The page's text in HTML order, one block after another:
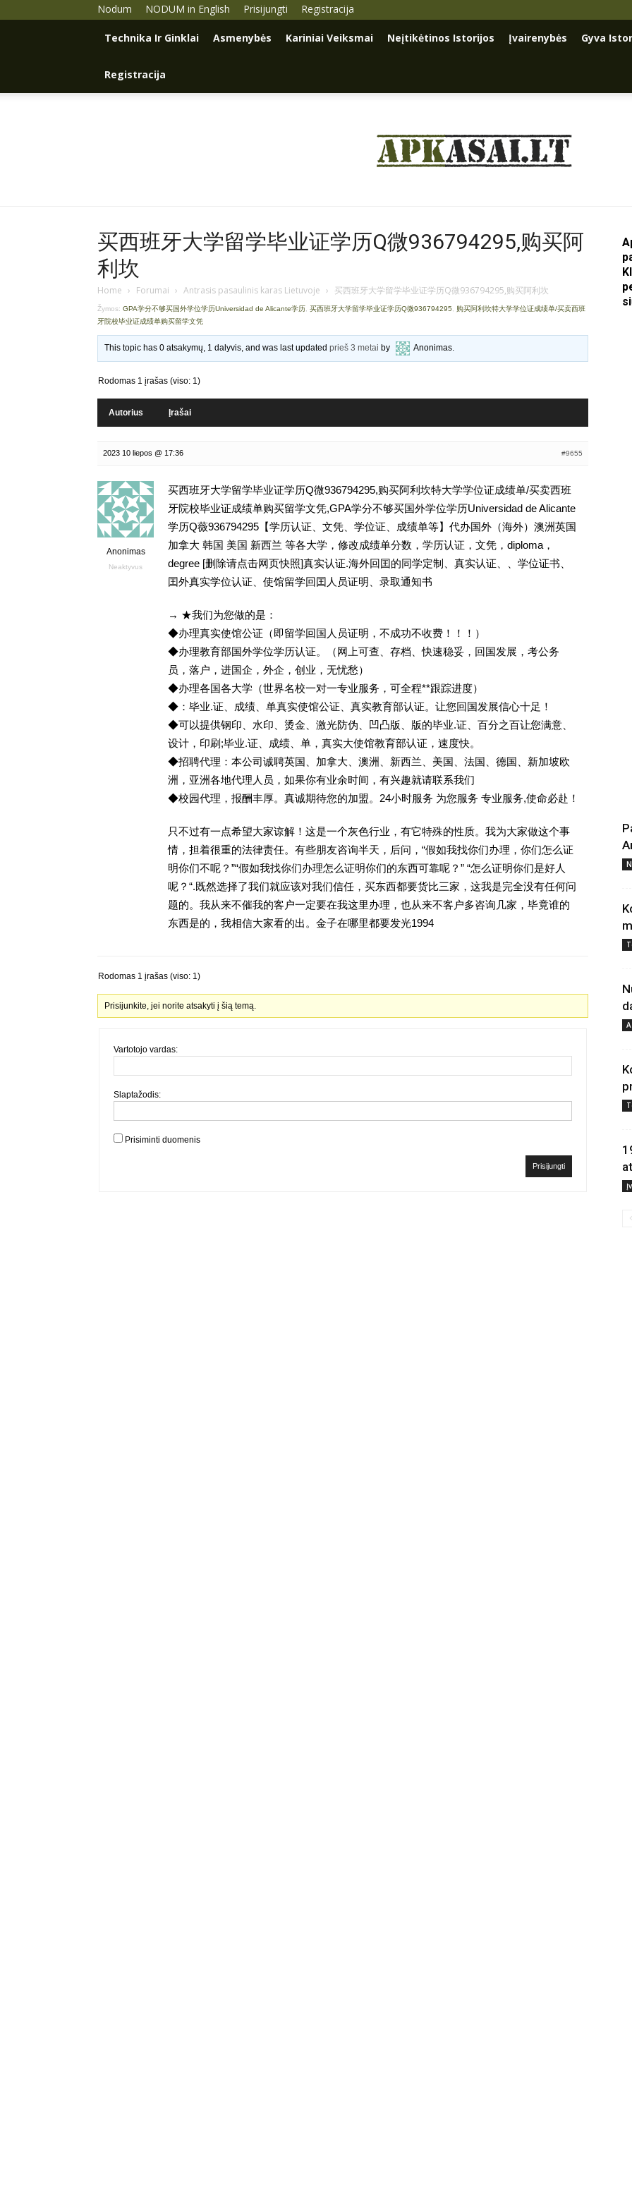
Nodum NODUM in English Prisijungti Registracija
Technika Ir Ginklai Asmenybės Kariniai Veiksmai Neįtikėtinos Istorijos Įvairenybės Gyva
Registracija
买西班牙大学留学毕业证学历Q微936794295,购买阿
利坎
Home › Forumai › Antrasis pasaulinis karas Lietuvoje › 买西班牙大学留学毕业证学历Q微936794295,购买阿利坎
Žymos: GPA学分不够买国外学位学历Universidad de Alicante学历 买西班牙大学留学毕业证学历Q微936794295
购买阿利坎特大学学位证成绩单/买卖西班
牙院校毕业证成绩单购买留学文凭
This topic has 0 atsakymų, 1 dalyvis, and was last updatedprieš 3 metai by Anonimas.
Rodomas 1 įrašas (viso: 1)
Autorius Įrašai
2023 10 liepos @ 17:36 #9655
Anonimas
Neaktyvus
买西班牙大学留学毕业证学历Q微936794295,购买阿利坎特大学学位证成绩单/买卖西班
牙院校毕业证成绩单购买留学文凭,GPA学分不够买国外学位学历Universidad de Alicante
学历Q薇936794295【学历认证、文凭、学位证、成绩单等】代办国外（海外）澳洲英国
加拿大 韩国 美国 新西兰 等各大学，修改成绩单分数，学历认证，文凭，diploma，
degree [删除请点击网页快照]真实认证.海外回囯的同学定制、真实认证、、学位证书、
囯外真实学位认证、使馆留学回囯人员证明、录取通知书
→ ★我们为您做的是：
◆办理真实使馆公证（即留学回国人员证明，不成功不收费！！！）
◆办理教育部国外学位学历认证。（网上可查、存档、快速稳妥，回国发展，考公务
员，落户，进国企，外企，创业，无忧愁）
◆办理各国各大学（世界名校一对一专业服务，可全程**跟踪进度）
◆：毕业.证、成绩、单真实使馆公证、真实教育部认证。让您回国发展信心十足！
◆可以提供钢印、水印、烫金、激光防伪、凹凸版、版的毕业.证、百分之百让您满意、
设计，印刷;毕业.证、成绩、单，真实大使馆教育部认证，速度快。
◆招聘代理：本公司诚聘英国、加拿大、澳洲、新西兰、美国、法国、德国、新加坡欧
洲，亚洲各地代理人员，如果你有业余时间，有兴趣就请联系我们
◆校园代理，报酬丰厚。真诚期待您的加盟。24小时服务 为您服务 专业服务,使命必赴！
只不过有一点希望大家谅解！这是一个灰色行业，有它特殊的性质。我为大家做这个事
情，担着很重的法律责任。有些朋友咨询半天，后问，“假如我找你们办理，你们怎么证
明你们不呢？”“假如我找你们办理怎么证明你们的东西可靠呢？” “怎么证明你们是好人
呢？“.既然选择了我们就应该对我们信任，买东西都要货比三家，这我是完全没有任何问
题的。我从来不催我的客户一定要在我这里办理，也从来不客户多咨询几家，毕竟谁的
东西是的，我相信大家看的出。金子在哪里都要发光1994
Rodomas 1 įrašas (viso: 1)
Prisijunkite, jei norite atsakyti į šią temą.
Vartotojo vardas:
Slaptažodis:
Prisiminti duomenis
Prisijungti